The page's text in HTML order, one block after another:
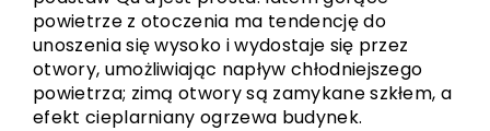
powietrze z otoczenia ma tendencję do
unoszenia się wysoko i wydostaje się przez
otwory, umożliwiając napływ chłodniejszego
powietrza; zimą otwory są zamykane szkłem, a
efekt cieplarniany ogrzewa budynek.